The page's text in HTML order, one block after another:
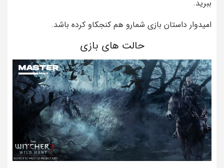
ببرید.
امیدوار داستان بازی شمارو هم کنجکاو کرده باشد.
حالت های بازی